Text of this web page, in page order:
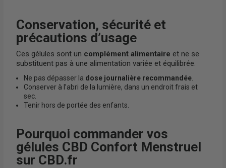
Conservation, sécurité et
précautions d’usage
Ces gélules sont un complément alimentaire et ne se
substituent pas à une alimentation variée et équilibrée.
Ne pas dépasser la dose journalière recommandée.
Conserver à l’abri de la lumière, dans un endroit frais et
sec.
Tenir hors de portée des enfants.
Pourquoi commander vos
gélules CBD Confort Menstruel
sur CBD.fr